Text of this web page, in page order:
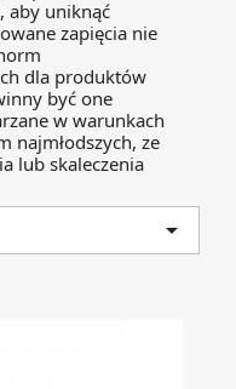
aby uniknąć
zapięcia nie
dla produktów
być one
w warunkach
najmłodszych, ze
lub skaleczenia
